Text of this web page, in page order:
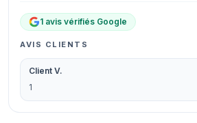
1 avis vérifiés Google
AVIS CLIENTS
Client V.
1